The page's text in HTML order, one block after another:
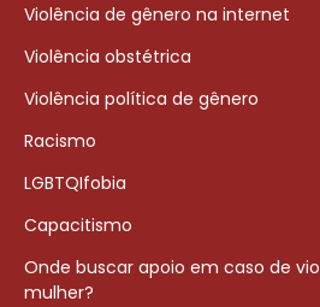
Violência de gênero na internet
Violência obstétrica
Violência política de gênero
Racismo
LGBTQIfobia
Capacitismo
Onde buscar apoio em caso de
mulher?